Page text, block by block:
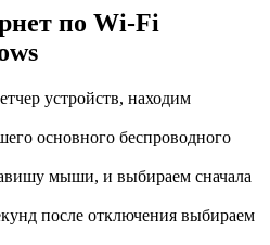
по Wi-Fi
устройств, находим
основного беспроводного
мыши, и выбираем сначала
после отключения выбираем